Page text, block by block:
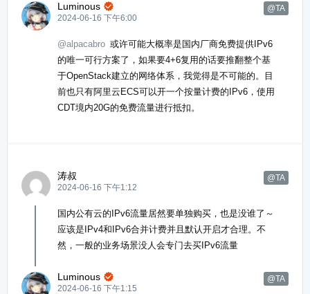
Luminous @TA

2024-06-16 下午6:00
@alpacabro 或许可能大概率是国内厂商免费提供IPv6
的唯一可行方案了，如果要4+6复用的话要推翻整个基
于OpenStack建立的网络体系，我觉得是不可能的。目
前也只有阿里云ECS可以开一个按量计费的IPv6，使用
CDT境内20G的免费流量进行抵扣。
涛叔
@TA
2024-06-16 下午1:12
国内公有云的IPv6流量居然要单独购买，也是没谁了～
应该是IPv4和IPv6合并计费并且默认开启才合理。不
然，一般的业务场景没人会专门去买IPv6流量
Luminous @TA

2024-06-16 下午1:15